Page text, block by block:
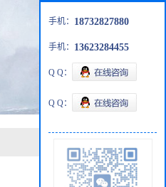
手机： 18732827880
手机： 13623284455
Q Q：
Q Q：